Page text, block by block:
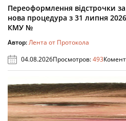
Переоформлення відстрочки
нова процедура з 31 липня
КМУ №
Автор:Лента от Протокола
04.08.2026Просмотров:493